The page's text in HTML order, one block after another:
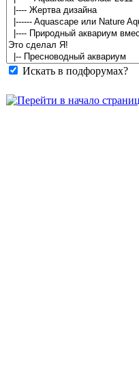
Искать в подфорумах?